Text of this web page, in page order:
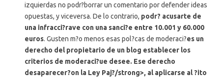
izquierdas no podr?borrar un comentario por defender ideas
opuestas, y viceversa. De lo contrario, podr? acusarte de
una infracci?rave con una sanci?e entre 10.001 y 60.000
euros. Gusten m?o menos esas pol?cas de moderaci?es un
derecho del propietario de un blog establecer los
criterios de moderaci?ue desee. Ese derecho
desaparecer?on la Ley Paj?/strong>, al aplicarse al ?ito